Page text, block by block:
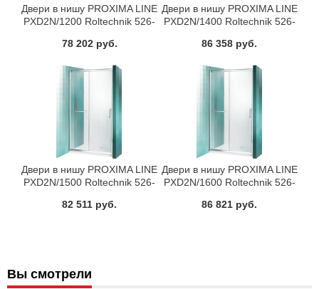
Двери в нишу PROXIMA LINE
PXD2N/1200 Roltechnik 526-
78 202 руб.
Двери в нишу PROXIMA LINE
PXD2N/1400 Roltechnik 526-
86 358 руб.
Двери в нишу PROXIMA LINE
PXD2N/1500 Roltechnik 526-
82 511 руб.
Двери в нишу PROXIMA LINE
PXD2N/1600 Roltechnik 526-
86 821 руб.
Вы смотрели